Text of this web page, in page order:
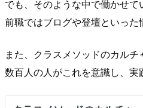
でも、そのような中で働かせ
前職ではブログや登壇といっ
また、クラスメソッドのカル
数百人の人がこれを意識し、実